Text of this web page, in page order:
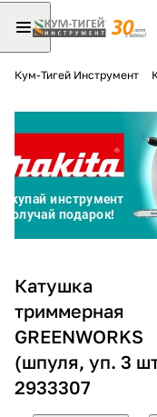
Кум-Тигей Инструмент
Катушка
триммерная
GREENWORKS
(шпуля, уп. 3
2933307
Разбейте
оплатуна
без
График
Сегодня